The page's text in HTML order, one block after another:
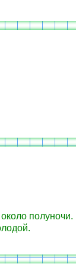
полуночи.